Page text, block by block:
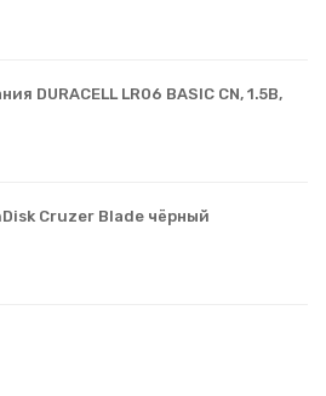
DURACELL LR06 BASIC CN, 1.5В,
Cruzer Blade чёрный